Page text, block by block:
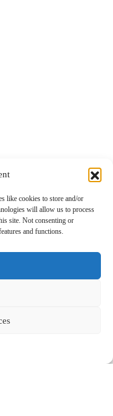
like cookies to store and/or
will allow us to process
site. Not consenting or
and functions.
αποκλειστικά
Η χρήση ή η διάδοση,
οποιαδήποτε μορφή,